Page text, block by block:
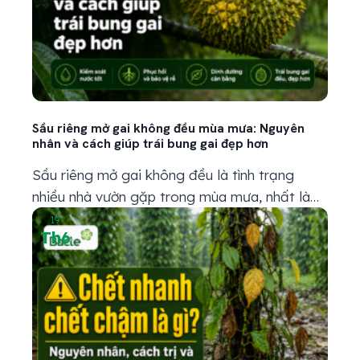
Sầu riêng mở gai không đều mùa mưa: Nguyên
nhân và cách giúp trái bung gai đẹp hơn
Sầu riêng mở gai không đều là tình trạng
nhiều nhà vườn gặp trong mùa mưa, nhất là
khi trái đã bước vào giai đoạn gần thu hoạch.
Có trái gai bung đẹp, vỏ căng, nhìn rất đều;
nhưng cũng có trái gai nù, gai vàng, chỗ mở
chỗ không, trái nhìn thiếu lực hoặc...
19
Th6